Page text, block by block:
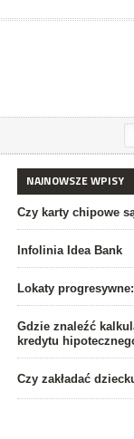
NAJNOWSZE WPISY
Czy karty chipowe
Infolinia Idea Bank
Lokaty
Gdzie znaleźć
kredytu
Czy zakładać